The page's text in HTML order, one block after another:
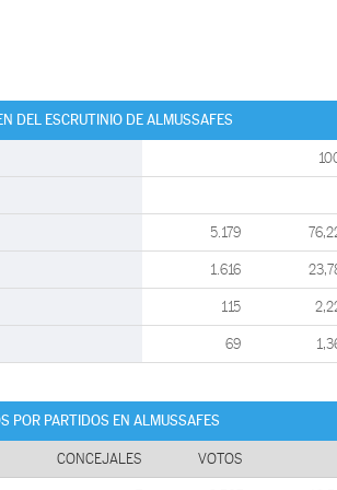
DEL ESCRUTINIO DE ALMUSSAFES
5.179
1.616
115
69
POR PARTIDOS EN ALMUSSAFES
CONCEJALES VOTOS